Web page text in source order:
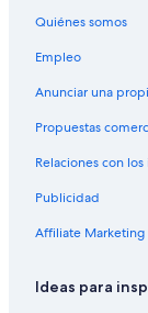
Resorts en Aubagne
Apartamentos en
Hostales en
Hoteles en la
Hoteles en Aubagne
Villas en Aubagne
Hoteles boutique
Quiénes somos
Empleo
Anunciar una
Propuestas
Relaciones con
Publicidad
Affiliate Marketing
Ideas para